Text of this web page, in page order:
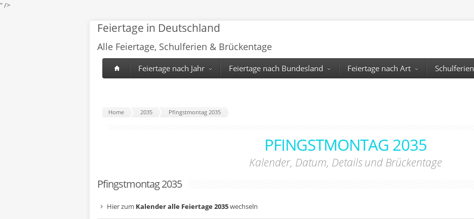
" />
Feiertage in Deutschland
Alle Feiertage, Schulferien & Brückentage
Feiertage nach Jahr Feiertage nach Bundesland Feiertage nach Art Schulferien
Home 2035 Pfingstmontag 2035
PFINGSTMONTAG 2035
Kalender, Datum, Details und Brückentage
Pfingstmontag 2035
Hier zum Kalender alle Feiertage 2035wechseln